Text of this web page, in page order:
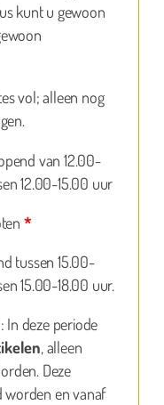
kunt u gewoon
vol; alleen nog
van 12.00-
12.00-15.00 uur
*
tussen 15.00-
15.00-18.00 uur.
: In deze periode
, alleen
Deze
worden en vanaf